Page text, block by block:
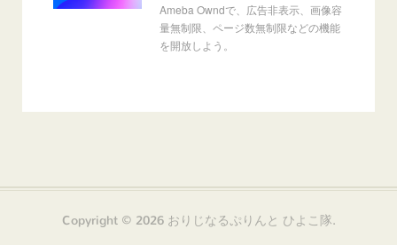
Ameba Owndで、広告非表示、画像容
量無制限、ページ数無制限などの機能
を開放しよう。
Copyright © 2026 おりじなるぷりんと ひよこ隊.